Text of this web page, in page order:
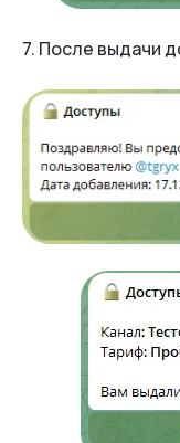
7. После выдачи